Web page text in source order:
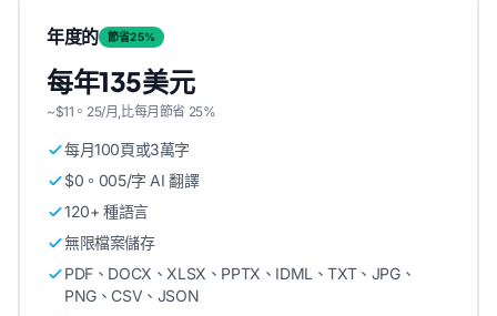
年度的 節省25%
每年135美元
~$11。25/月,比每月節省 25%
每月100頁或3萬字
$0。005/字 AI 翻譯
120+ 種語言
無限檔案儲存
PDF、DOCX、XLSX、PPTX、IDML、TXT、JPG、
PNG、CSV、JSON